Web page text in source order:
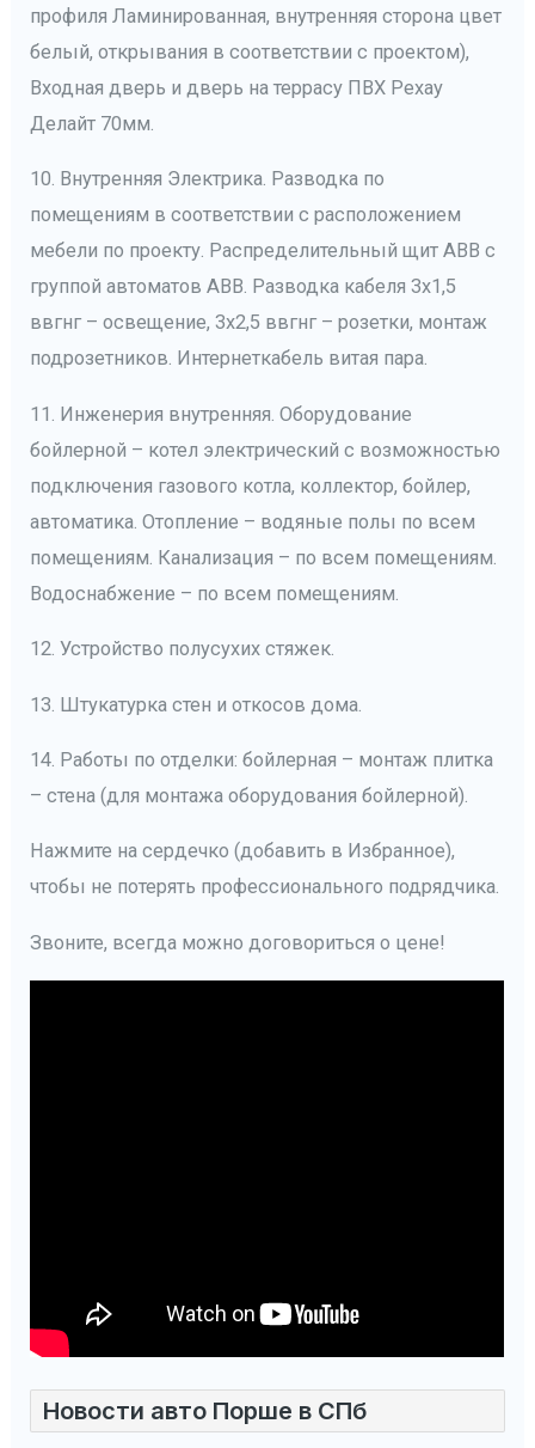
профиля Ламинированная, внутренняя сторона цвет
белый, открывания в соответствии с проектом),
Входная дверь и дверь на террасу ПВХ Рехау
Делайт 70мм.
10. Внутренняя Электрика. Разводка по
помещениям в соответствии с расположением
мебели по проекту. Распределительный щит АВВ с
группой автоматов АВВ. Разводка кабеля 3х1,5
ввгнг – освещение, 3х2,5 ввгнг – розетки, монтаж
подрозетников. Интернеткабель витая пара.
11. Инженерия внутренняя. Оборудование
бойлерной – котел электрический с возможностью
подключения газового котла, коллектор, бойлер,
автоматика. Отопление – водяные полы по всем
помещениям. Канализация – по всем помещениям.
Водоснабжение – по всем помещениям.
12. Устройство полусухих стяжек.
13. Штукатурка стен и откосов дома.
14. Работы по отделки: бойлерная – монтаж плитка
– стена (для монтажа оборудования бойлерной).
Нажмите на сердечко (добавить в Избранное),
чтобы не потерять профессионального подрядчика.
Звоните, всегда можно договориться о цене!
Новости авто Порше в СПб